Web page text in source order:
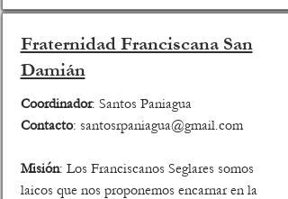
Fraternidad Franciscana San
Damián
Coordinador: Santos Paniagua
Contacto: santosrpaniagua@gmail.com
Misión: Los Franciscanos Seglares somos
laicos que nos proponemos encarnar en la